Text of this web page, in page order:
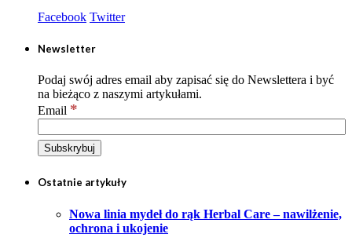
Facebook Twitter
Newsletter
Podaj swój adres email aby zapisać się do Newslettera i być
na bieżąco z naszymi artykułami.
Email *
Ostatnie artykuły
Nowa linia mydeł do rąk Herbal Care – nawilżenie,
ochrona i ukojenie